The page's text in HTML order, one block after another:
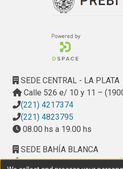
SEDE CENTRAL - LA PLATA
Calle 526 e/ 10 y 11 –
(221) 4217374
(221) 4823795
08.00 hs a 19.00 hs
SEDE BAHÍA BLANCA
Calle Ciudad de Cali 320 –